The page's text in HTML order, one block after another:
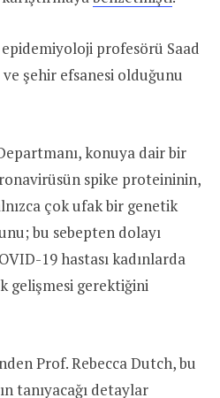
profesörü Saad
ve şehir efsanesi olduğunu
konuya dair bir
spike proteininin,
çok ufak bir genetik
bu sebepten dolayı
19 hastası kadınlarda
gelişmesi gerektiğini
Prof. Rebecca Dutch, bu
tanıyacağı detaylar